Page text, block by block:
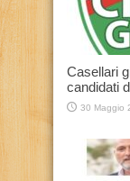
Casellari
candidati
30 Maggio